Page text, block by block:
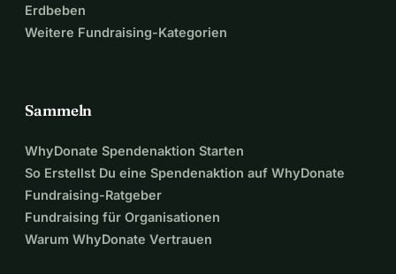
Erdbeben
Weitere Fundraising-Kategorien
Sammeln
WhyDonate Spendenaktion Starten
So Erstellst Du eine Spendenaktion auf WhyDonate
Fundraising-Ratgeber
Fundraising für Organisationen
Warum WhyDonate Vertrauen